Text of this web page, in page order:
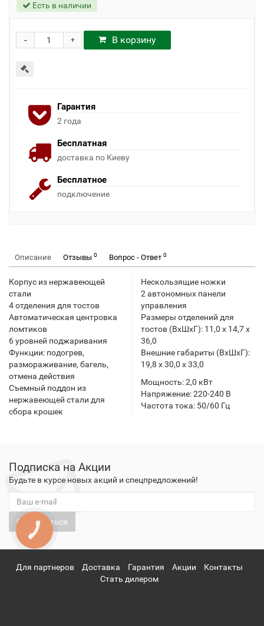
Есть в наличии
+
- В корзину
Гарантия
2 года
Бесплатная
доставка по Киеву
Бесплатное
подключение
Описание Отзывы 0 Вопрос - Ответ 0
Корпус из нержавеющей
стали
4 отделения для тостов
Автоматическая центровка
ломтиков
6 уровней поджаривания
Функции: подогрев,
размораживание, багель,
отмена действия
Съемный поддон из
нержавеющей стали для
сбора крошек
Нескользящие ножки
2 автономных панели
управления
Размеры отделений для
тостов (ВхШхГ): 11,0 х 14,7 х
36,0
Внешние габариты (ВхШхГ):
19,8 х 30,0 х 33,0
Мощность: 2,0 кВт
Напряжение: 220-240 В
Частота тока: 50/60 Гц
Подписка на Акции
Будьте в курсе новых акций и спецпредложений!
Подписаться
Для партнеров Доставка Гарантия Акции
Контакты
Стать дилером
КНОПКА
ЗВ'ЯЗКУ